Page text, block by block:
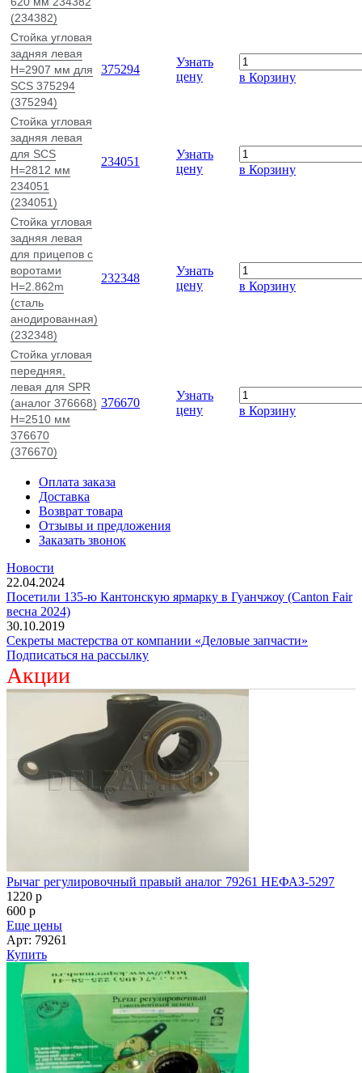
(234382)
Стойка угловая
задняя левая
H=2907 мм для
SCS 375294
(375294)
375294
Узнать
цену
в Корзину
Стойка угловая
задняя левая
для SCS
H=2812 мм
234051
(234051)
234051
Узнать
цену
в Корзину
Стойка угловая
задняя левая
для прицепов с
воротами
H=2.862m
(сталь
анодированная)
(232348)
232348
Узнать
цену
в Корзину
Стойка угловая
передняя,
левая для SPR
(аналог 376668)
H=2510 мм
376670
(376670)
376670
Узнать
цену
в Корзину
Оплата заказа
Доставка
Возврат товара
Отзывы и предложения
Заказать звонок
Новости
22.04.2024
Посетили 135-ю Кантонскую ярмарку в Гуанчжоу (Canton Fair
весна 2024)
30.10.2019
Секреты мастерства от компании «Деловые запчасти»
Подписаться на рассылку
Акции
Рычаг регулировочный правый аналог 79261 НЕФАЗ-5297
1220 p
600 p
Еще цены
Арт: 79261
Купить